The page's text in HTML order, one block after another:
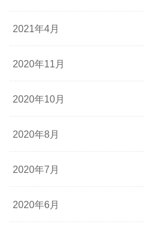
2021年4月
2020年11月
2020年10月
2020年8月
2020年7月
2020年6月